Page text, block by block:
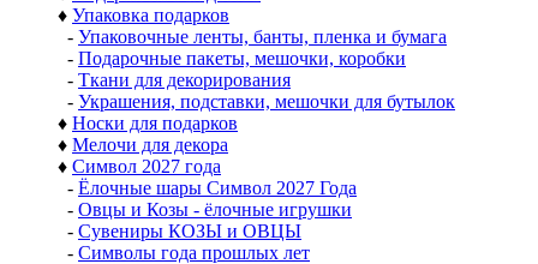
♦ Упаковка подарков
- Упаковочные ленты, банты, пленка и бумага
- Подарочные пакеты, мешочки, коробки
- Ткани для декорирования
- Украшения, подставки, мешочки для бутылок
♦ Носки для подарков
♦ Мелочи для декора
♦ Символ 2027 года
- Ёлочные шары Символ 2027 Года
- Овцы и Козы - ёлочные игрушки
- Сувениры КОЗЫ и ОВЦЫ
- Символы года прошлых лет